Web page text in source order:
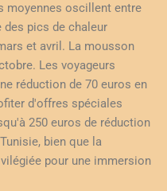
moyennes oscillent entre
des pics de chaleur
et avril. La mousson
Les voyageurs
réduction de 70 euros en
d'offres spéciales
250 euros de réduction
bien que la
pour une immersion